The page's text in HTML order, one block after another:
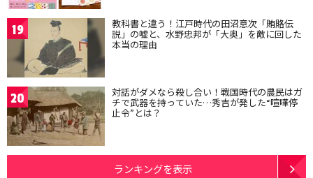
19 教科書と違う！江戸時代の田沼意次「賄賂伝
説」の嘘と、水野忠邦が「大奥」を敵に回した
本当の理由
20 対話がダメなら殺し合い！戦国時代の農民はガ
チで武器を持っていた…秀吉が発した“喧嘩停
止令”とは？
ランキングを表示